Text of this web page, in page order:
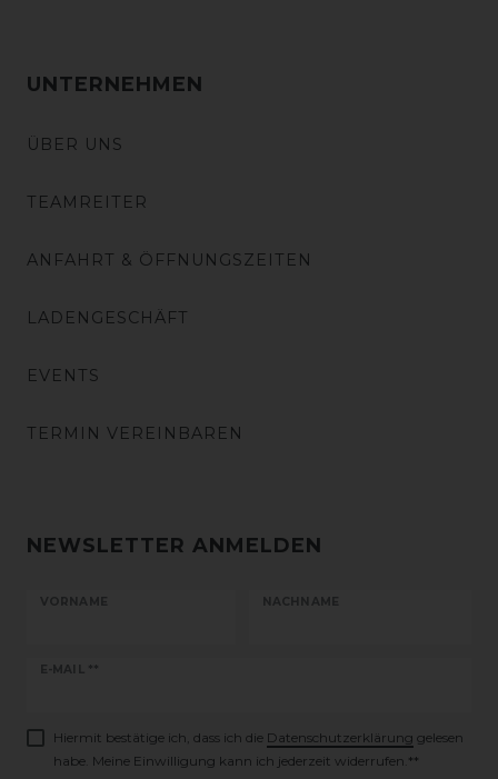
UNTERNEHMEN
ÜBER UNS
TEAMREITER
ANFAHRT & ÖFFNUNGSZEITEN
LADENGESCHÄFT
EVENTS
TERMIN VEREINBAREN
NEWSLETTER ANMELDEN
VORNAME NACHNAME
E-MAIL **
Newsletter
Hiermit bestätige ich, dass ich die Daten­schutz­erklärung gelesen
habe. Meine Einwilligung kann ich jederzeit widerrufen.**